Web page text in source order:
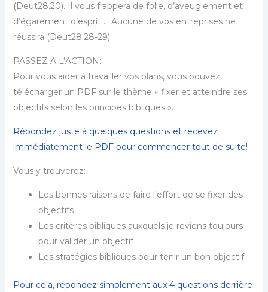
(Deut28.20). Il vous frappera de folie, d’aveuglement et
d’égarement d’esprit … Aucune de vos entreprises ne
réussira (Deut28.28-29)
PASSEZ À L’ACTION:
Pour vous aider à travailler vos plans, vous pouvez
télécharger un PDF sur le thème « fixer et atteindre ses
objectifs selon les principes bibliques ».
Répondez juste à quelques questions et recevez
immédiatement le PDF pour commencer tout de suite!
Vous y trouverez:
Les bonnes raisons de faire l’effort de se fixer des
objectifs
Les critères bibliques auxquels je reviens toujours
pour valider un objectif
Les stratégies bibliques pour tenir un bon objectif
Pour cela, répondez simplement aux 4 questions derrière